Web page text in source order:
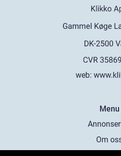
web:
Menu
Om